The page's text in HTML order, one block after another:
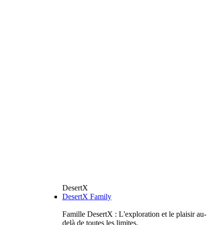
DesertX
DesertX Family
Famille DesertX : L'exploration et le plaisir au-
delà de toutes les limites.